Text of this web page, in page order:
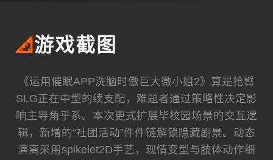
📐游戏截图
《运用催眠APP洗脑时傲巨大微小姐2》算是抢臂
SLG正在中型的续支配，难题者通过策略性决定影
响主导角乎系。本次更式扩展毕校园场景的交互逻
辑，新增的“社团活动”件件链解锁隐藏剧景。动态
演离采用spikelet2D手艺，现情变型与肢体动作细